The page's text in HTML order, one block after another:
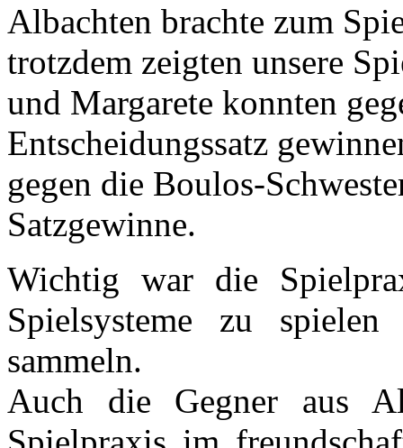
Albachten brachte zum
trotzdem zeigten unsere
und Margarete konnten
Entscheidungssatz
gegen die Boulos-
Satzgewinne.
Wichtig war die
Spielsysteme zu
sammeln.
Auch die Gegner aus